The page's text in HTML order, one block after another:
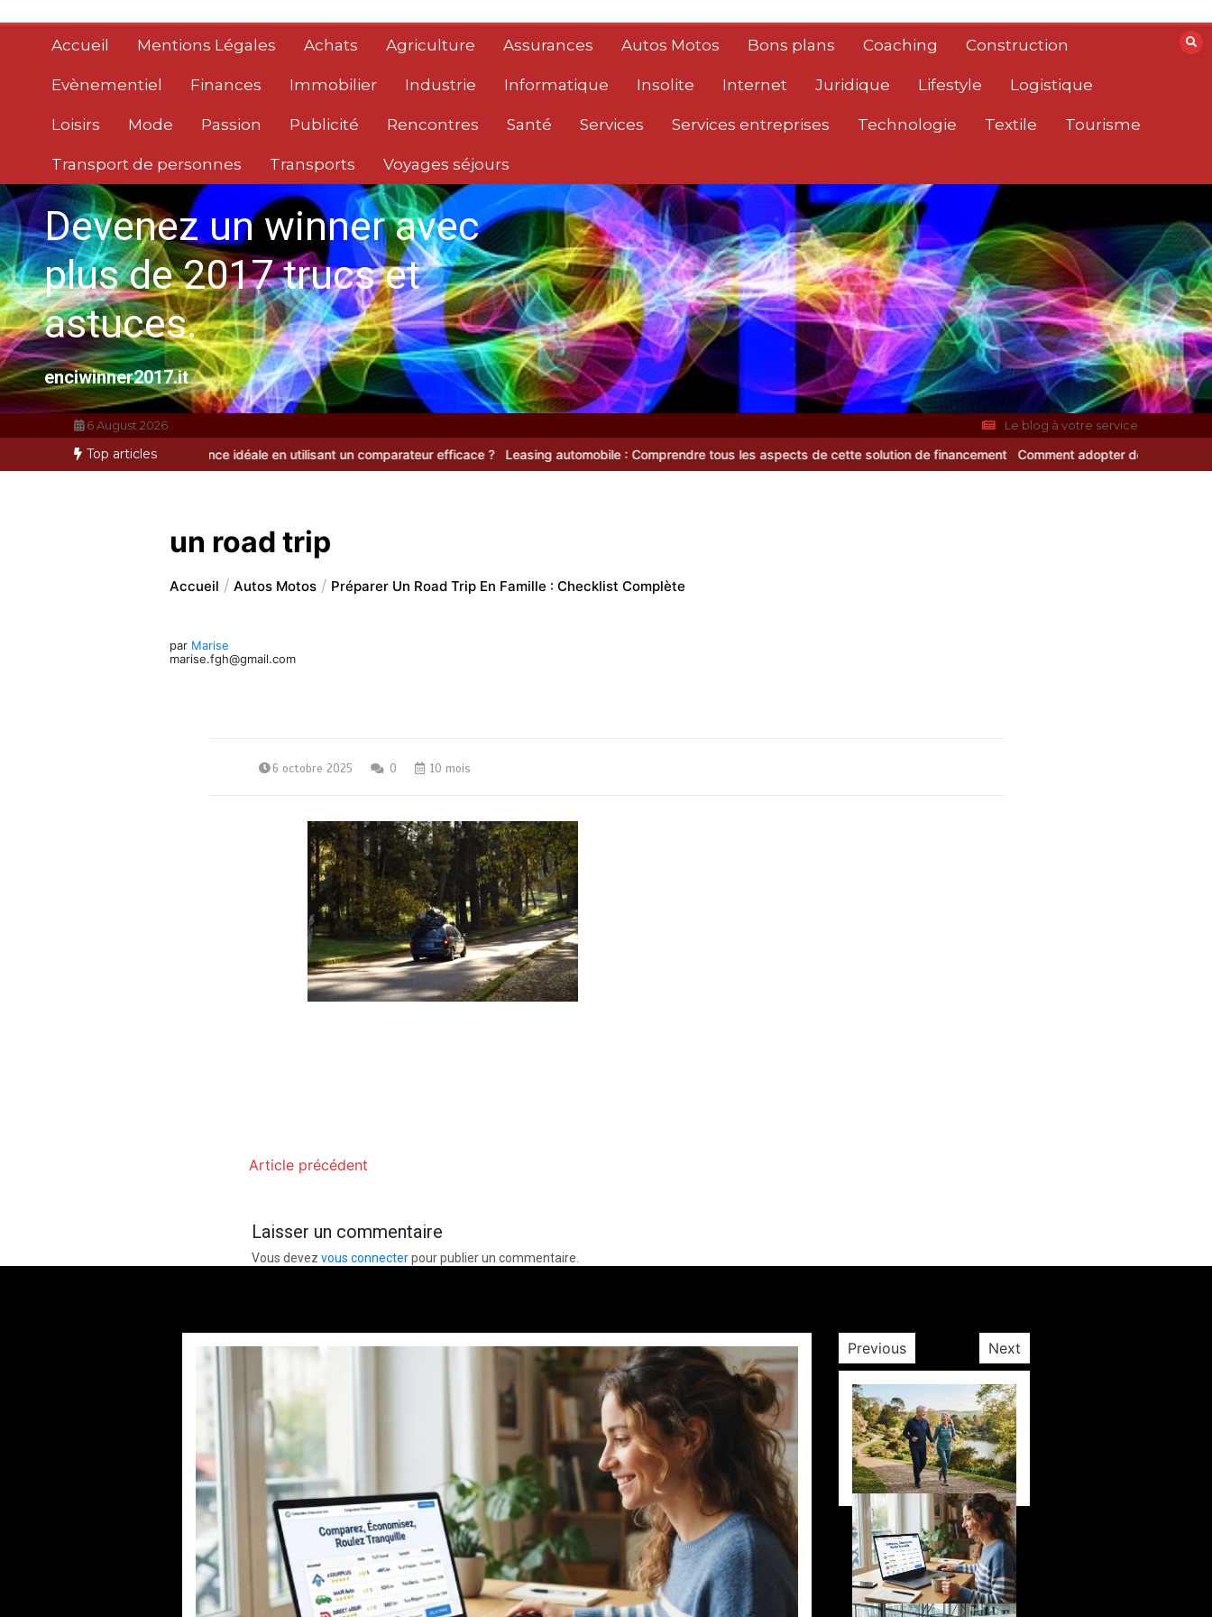
contenuAccueil Mentions Légales Achats Agriculture Assurances Autos Motos Bons plans Coaching Construction
Evènementiel Finances Immobilier Industrie Informatique Insolite Internet Juridique Lifestyle Logistique
Loisirs Mode Passion Publicité Rencontres Santé Services Services entreprises Technologie Textile Tourisme
Transport de personnes Transports Voyages séjours
Devenez un winner avec
plus de 2017 trucs et
astuces.
enciwinner2017.it
6 August 2026 Le blog à votre service
Top articles
dénicher l’assurance idéale en utilisant un comparateur efficace ? Leasing automobile : Comprendre tous les aspects de cette solution de financement Comment adopter de bonnes habitudes pour
un road trip
Accueil Autos Motos Préparer Un Road Trip En Famille : Checklist Complète
par Marise
marise.fgh@gmail.com
6 octobre 2025 0 10 mois
Article précédent
Laisser un commentaire
Vous devez vous connecterpour publier un commentaire.
Previous Next